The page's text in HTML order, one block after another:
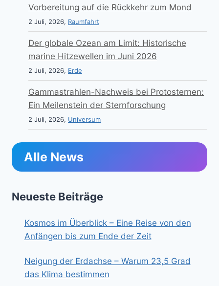
Vorbereitung auf die Rückkehr zum Mond
2 Juli, 2026, Raumfahrt
Der globale Ozean am Limit: Historische
marine Hitzewellen im Juni 2026
2 Juli, 2026, Erde
Gammastrahlen-Nachweis bei Protosternen:
Ein Meilenstein der Sternforschung
2 Juli, 2026, Universum
Alle News
Neueste Beiträge
Kosmos im Überblick – Eine Reise von den
Anfängen bis zum Ende der Zeit
Neigung der Erdachse – Warum 23,5 Grad
das Klima bestimmen